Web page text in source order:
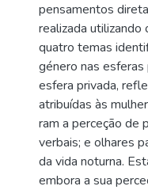
pensamentos
realizada
quatro temas
género nas esferas
esfera privada,
atribuídas às
ram a perceção de
verbais; e olhares
da vida noturna.
embora a sua